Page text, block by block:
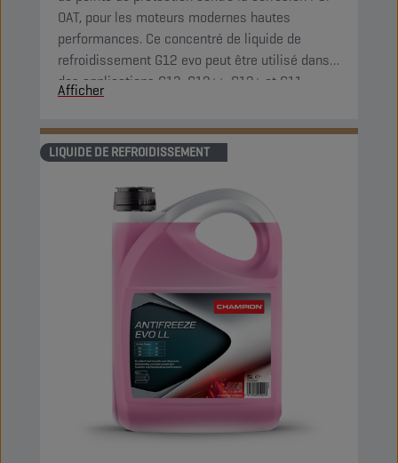
OAT, pour les moteurs modernes hautes
performances. Ce concentré de liquide de
refroidissement G12 evo peut être utilisé dans
des applications G13, G12++, G12+ et G11.
Afficher
LIQUIDE DE REFROIDISSEMENT